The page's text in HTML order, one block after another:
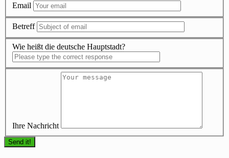
Email
Betreff
Wie heißt die deutsche Hauptstadt?
Ihre Nachricht